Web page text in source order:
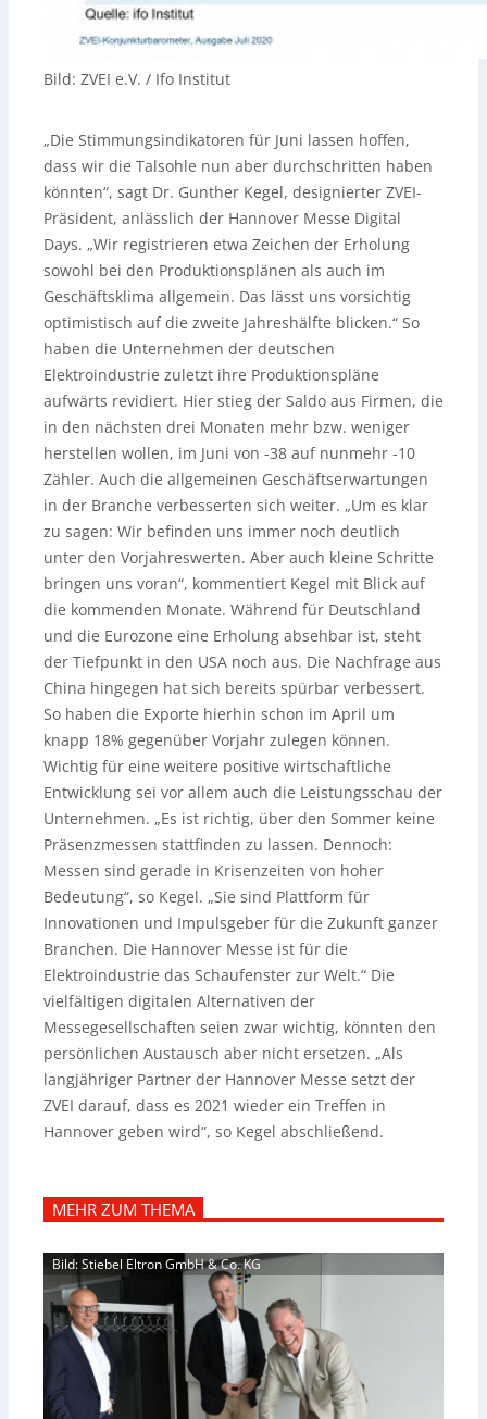
Bild: ZVEI e.V. / Ifo Institut
„Die Stimmungsindikatoren für Juni lassen hoffen,
dass wir die Talsohle nun aber durchschritten haben
könnten“, sagt Dr. Gunther Kegel, designierter ZVEI-
Präsident, anlässlich der Hannover Messe Digital
Days. „Wir registrieren etwa Zeichen der Erholung
sowohl bei den Produktionsplänen als auch im
Geschäftsklima allgemein. Das lässt uns vorsichtig
optimistisch auf die zweite Jahreshälfte blicken.“ So
haben die Unternehmen der deutschen
Elektroindustrie zuletzt ihre Produktionspläne
aufwärts revidiert. Hier stieg der Saldo aus Firmen, die
in den nächsten drei Monaten mehr bzw. weniger
herstellen wollen, im Juni von -38 auf nunmehr -10
Zähler. Auch die allgemeinen Geschäftserwartungen
in der Branche verbesserten sich weiter. „Um es klar
zu sagen: Wir befinden uns immer noch deutlich
unter den Vorjahreswerten. Aber auch kleine Schritte
bringen uns voran“, kommentiert Kegel mit Blick auf
die kommenden Monate. Während für Deutschland
und die Eurozone eine Erholung absehbar ist, steht
der Tiefpunkt in den USA noch aus. Die Nachfrage aus
China hingegen hat sich bereits spürbar verbessert.
So haben die Exporte hierhin schon im April um
knapp 18% gegenüber Vorjahr zulegen können.
Wichtig für eine weitere positive wirtschaftliche
Entwicklung sei vor allem auch die Leistungsschau der
Unternehmen. „Es ist richtig, über den Sommer keine
Präsenzmessen stattfinden zu lassen. Dennoch:
Messen sind gerade in Krisenzeiten von hoher
Bedeutung“, so Kegel. „Sie sind Plattform für
Innovationen und Impulsgeber für die Zukunft ganzer
Branchen. Die Hannover Messe ist für die
Elektroindustrie das Schaufenster zur Welt.“ Die
vielfältigen digitalen Alternativen der
Messegesellschaften seien zwar wichtig, könnten den
persönlichen Austausch aber nicht ersetzen. „Als
langjähriger Partner der Hannover Messe setzt der
ZVEI darauf, dass es 2021 wieder ein Treffen in
Hannover geben wird“, so Kegel abschließend.
MEHR ZUM THEMA
Bild: Stiebel Eltron GmbH & Co. KG